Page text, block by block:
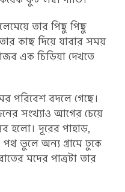
তার পিছু পিছু
কাছ দিয়ে যাবার সময়
এক চিড়িয়া দেখতে
পরিবেশ বদলে গেছে।
সংখ্যাও আগের চেয়ে
হলো। দূরের পাহাড়,
ভুলে অন্য গ্রামে ঢুকে
মদের পাত্রটা তার